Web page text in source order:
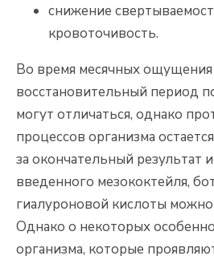
снижение
кровоточивость.
Во время месячных ощущения
восстановительный период
могут отличаться, однако
процессов организма
за окончательный результат
введенного мезококтейля,
гиалуроновой кислоты
Однако о некоторых
организма, которые